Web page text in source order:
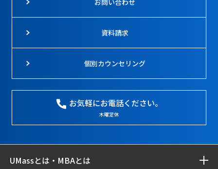
資料請求
個別カウンセリング
お気軽にお電話ください。
木曜定休
UMassとは・MBAとは